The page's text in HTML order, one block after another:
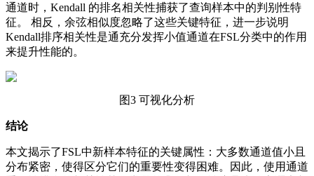
通道时，Kendall 的排名相关性捕获了查询样本中的判别性特
征。 相反，余弦相似度忽略了这些关键特征，进一步说明
Kendall排序相关性是通充分发挥小值通道在FSL分类中的作用
来提升性能的。
图3 可视化分析
结论
本文揭示了FSL中新样本特征的关键属性：大多数通道值小且
分布紧密，使得区分它们的重要性变得困难。因此，使用通道